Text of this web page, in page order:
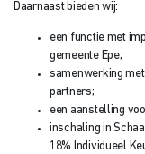
Daarnaast bieden wij:
een functie met
gemeente Epe;
samenwerking
partners;
een aanstelling
inschaling in
18% Individueel